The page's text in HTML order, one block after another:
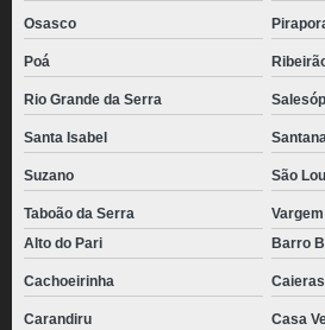
Osasco
Poá
Rio Grande da Serra
Santa Isabel
Suzano São
Taboão da Serra
Alto do Pari
Barro
Cachoeirinha Caieras
Carandiru Casa